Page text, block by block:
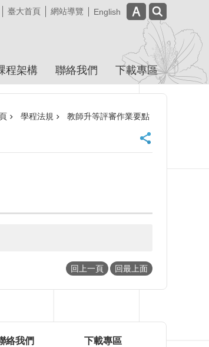
臺大首頁 網站導覽 English
程架構 聯絡我們 下載專區
學程法規 教師升等評審作業要點
回上一頁 回最上面
絡我們 下載專區